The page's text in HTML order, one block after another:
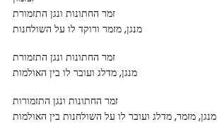
זמר החתונות ונגן התזמורת
מנגן, מזמר ורוקד לו על השולחנות
זמר החתונות ונגן התזמורת
מנגן, מדלג ועובר לו בין האולמות
זמר החתונות ונגן התזמורות
מנגן, מזמר, מדלג ועובר לו על השולחנות בין האולמות